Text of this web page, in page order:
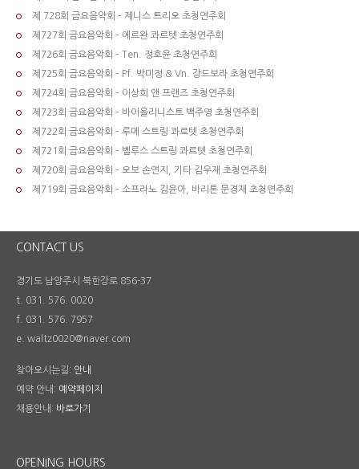
제 728회 금요음악회 – 제니스 트리오 초청연주회
제727회 금요음악회 – 에르완 콰르텟 초청연주회
제726회 금요음악회 – Ten. 정호윤 초청연주회
제725회 금요음악회 – Pf. 박미정 & Vn. 강드보라 초청연주회
제724회 금요음악회 – 이상희 앤 프랜즈 초청연주회
제723회 금요음악회 – 바이올리니스트 백주영 초청연주회
제722회 금요음악회 – 루메 스트링 콰르텟 초청연주회
제721회 금요음악회 – 벨루스 스트링 콰르텟 초청연주회
제720회 금요음악회 – 오보 손연지, 기타 김우재 초청연주회
제719회 금요음악회 – 소프라노 김윤아, 바리톤 문경재 초청연주회
CONTACT US
경기도 남양주시 북한강로 856-37
t. 031. 576. 0020
f. 031. 576. 7957
e. waltz0020@naver.com
찾아오시는길: 안내
예약 안내: 예약페이지
채용안내: 바로가기
OPENING HOURS